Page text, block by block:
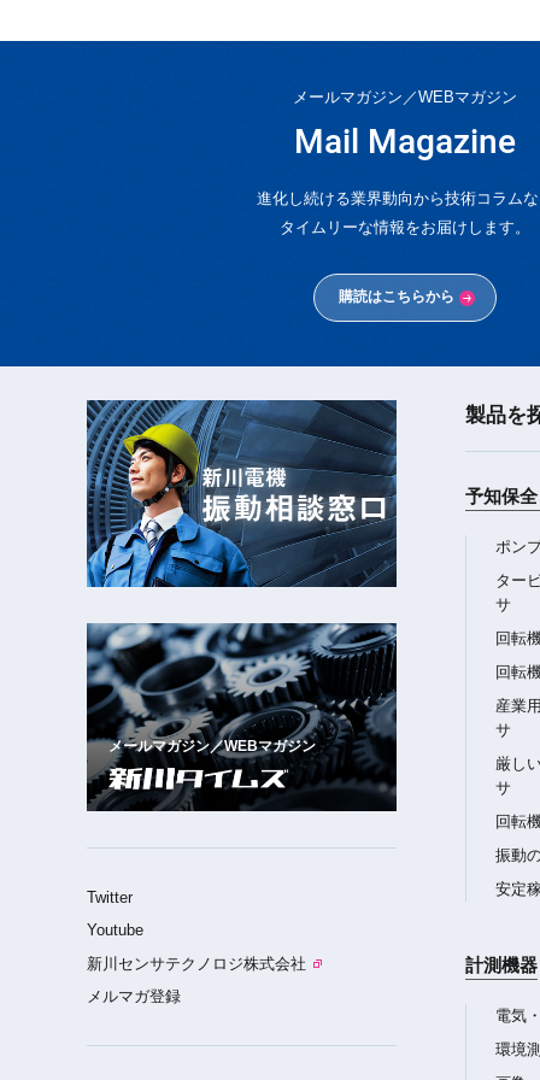
メールマガジン／WEBマガジン
Mail Magazine
進化し続ける業界動向から技術コラム
タイムリーな情報をお届けします。
購読はこちらから
製品を
予知保
ポン
ター
サ
回転
回転
産業
サ
厳し
サ
回転
振動
安定
計測機器
電気
環境
新川電機
振動相談窓口
メールマガジン／WEBマガジン
Twitter
Youtube
新川センサテクノロジ株式会社
メルマガ登録